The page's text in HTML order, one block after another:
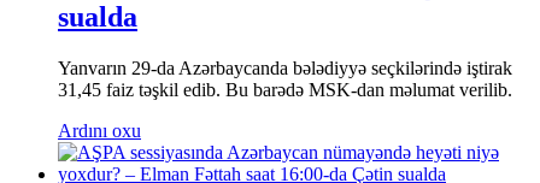
sualda
Yanvarın 29-da Azərbaycanda bələdiyyə seçkilərində iştirak
31,45 faiz təşkil edib. Bu barədə MSK-dan məlumat verilib.
Ardını oxu